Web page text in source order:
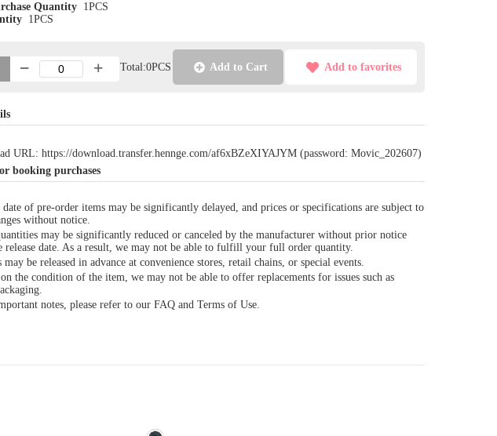
Quantity
1PCS
1PCS
Total:0PCS Add to Cart Add to favorites
URL: https://download.transfer.hennge.com/af6xBZeXIYAJYM (password: Movic_202607)
booking purchases
of pre-order items may be significantly delayed, and prices or specifications are subject to
without notice.
may be significantly reduced or canceled by the manufacturer without prior notice
release date. As a result, we may not be able to fulfill your full order quantity.
be released in advance at convenience stores, retail chains, or special events.
the condition of the item, we may not be able to offer replacements for issues such as
notes, please refer to our FAQ and Terms of Use.